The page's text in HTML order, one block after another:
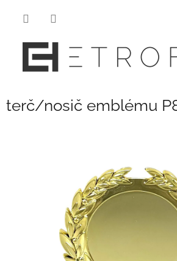
terč/nosič emblému